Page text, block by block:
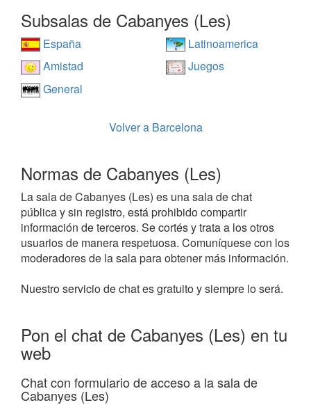
Subsalas de Cabanyes (Les)
España
Latinoamerica
Amistad
Juegos
General
Volver a Barcelona
Normas de Cabanyes (Les)
La sala de Cabanyes (Les) es una sala de chat
pública y sin registro, está prohibido compartir
información de terceros. Se cortés y trata a los otros
usuarios de manera respetuosa. Comuníquese con los
moderadores de la sala para obtener más información.
Nuestro servicio de chat es gratuito y siempre lo será.
Pon el chat de Cabanyes (Les) en tu
web
Chat con formulario de acceso a la sala de
Cabanyes (Les)